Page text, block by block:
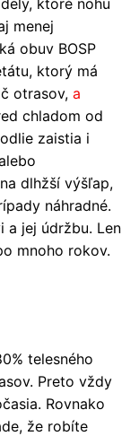
menej
obuv BOSP
ktorý má
otrasov, a
chladom od
zaistia i
dlhžší výšľap,
náhradné.
a jej údržbu. Len
mnoho rokov.
telesného
Preto vždy
Rovnako
že robíte